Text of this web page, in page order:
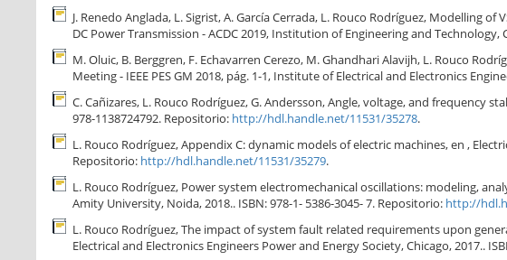
J. Renedo Anglada, L. Sigrist, A. García Cerrada, L. Rouco Rodríguez, Modelling
DC Power Transmission - ACDC 2019, Institution of Engineering and Technology,
M. Oluic, B. Berggren, F. Echavarren Cerezo, M. Ghandhari Alavijh, L. Rouco
Meeting - IEEE PES GM 2018, pág. 1-1, Institute of Electrical and Electronics
C. Cañizares, L. Rouco Rodríguez, G. Andersson, Angle, voltage, and frequency
978-1138724792. Repositorio: http://hdl.handle.net/11531/35278.
L. Rouco Rodríguez, Appendix C: dynamic models of electric machines, en ,
Repositorio: http://hdl.handle.net/11531/35279.
L. Rouco Rodríguez, Power system electromechanical oscillations: modeling,
Amity University, Noida, 2018.. ISBN: 978-1- 5386-3045- 7. Repositorio: http://
L. Rouco Rodríguez, The impact of system fault related requirements upon
Electrical and Electronics Engineers Power and Energy Society, Chicago, 2017..